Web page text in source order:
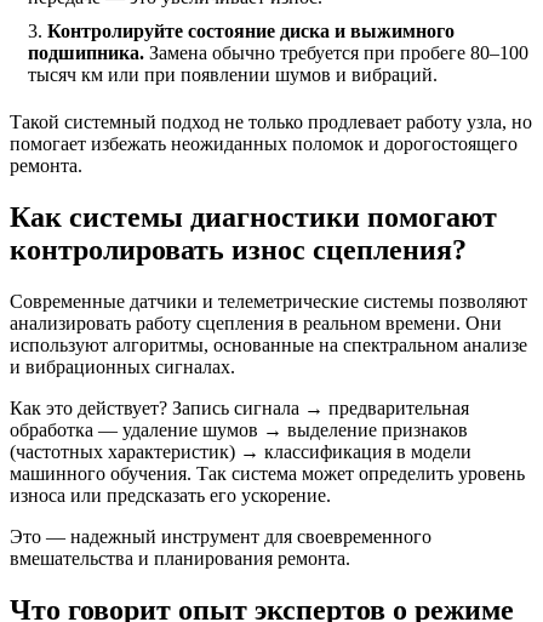
Контролируйте состояние диска и выжимного
подшипника. Замена обычно требуется при пробеге 80–100
тысяч км или при появлении шумов и вибраций.
Такой системный подход не только продлевает работу узла, но
помогает избежать неожиданных поломок и дорогостоящего
ремонта.
Как системы диагностики помогают
контролировать износ сцепления?
Современные датчики и телеметрические системы позволяют
анализировать работу сцепления в реальном времени. Они
используют алгоритмы, основанные на спектральном анализе
и вибрационных сигналах.
Как это действует? Запись сигнала → предварительная
обработка — удаление шумов → выделение признаков
(частотных характеристик) → классификация в модели
машинного обучения. Так система может определить уровень
износа или предсказать его ускорение.
Это — надежный инструмент для своевременного
вмешательства и планирования ремонта.
Что говорит опыт экспертов о режиме